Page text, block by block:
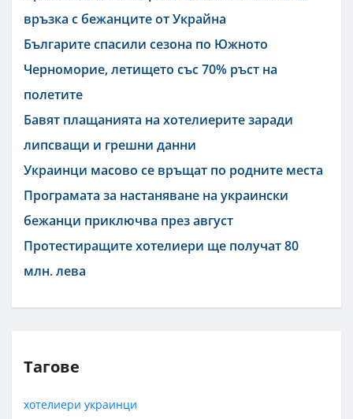
връзка с бежанците от Украйна
Българите спасили сезона по Южното
Черноморие, летището със 70% ръст на
полетите
Бавят плащанията на хотелиерите заради
липсващи и грешни данни
Украинци масово се връщат по родните места
Програмата за настаняване на украински
бежанци приключва през август
Протестиращите хотелиери ще получат 80
млн. лева
Тагове
хотелиери украинци